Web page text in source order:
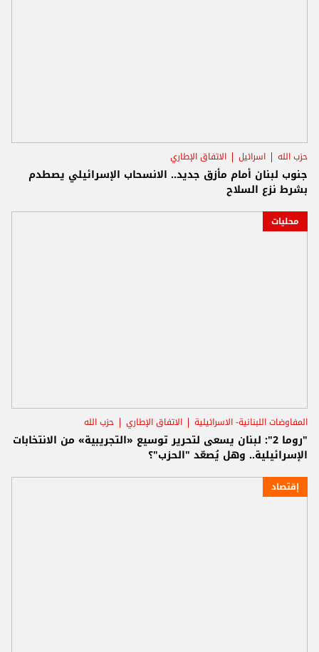
حزب الله اسرائيل الاتفاق الإطاري
جنوب لبنان أمام مأزق جديد.. الانسحاب الإسرائيلي يصطدم
بشرط نزع السلاح
محليات
المفاوضات اللبنانية- الاسرائيلية الاتفاق الإطاري حزب الله
"روما 2": لبنان يسعى لتحرير توسيع «التجريبية» من الانتخابات
الإسرائيلية.. وهل يُصعّد "الحزب"؟
إقتصاد